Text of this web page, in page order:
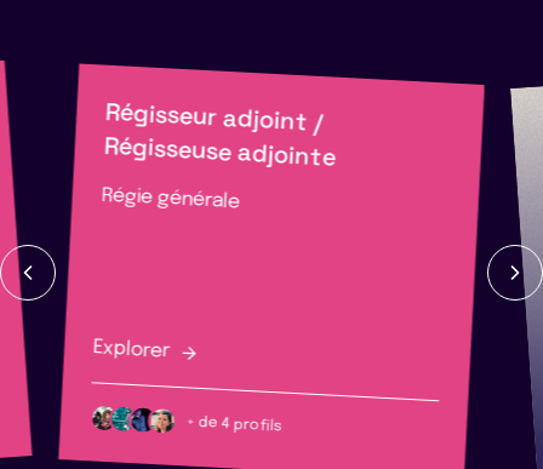
Régisseur adjoint /
Régisseuse adjointe
Régie générale
Explorer
+ de 4 profils